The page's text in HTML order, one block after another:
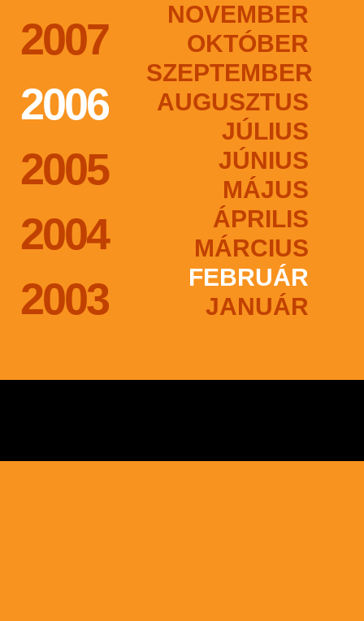
2007
2006
2005
2004
2003
NOVEMBER
OKTÓBER
SZEPTEMBER
AUGUSZTUS
JÚLIUS
JÚNIUS
MÁJUS
ÁPRILIS
MÁRCIUS
FEBRUÁR
JANUÁR